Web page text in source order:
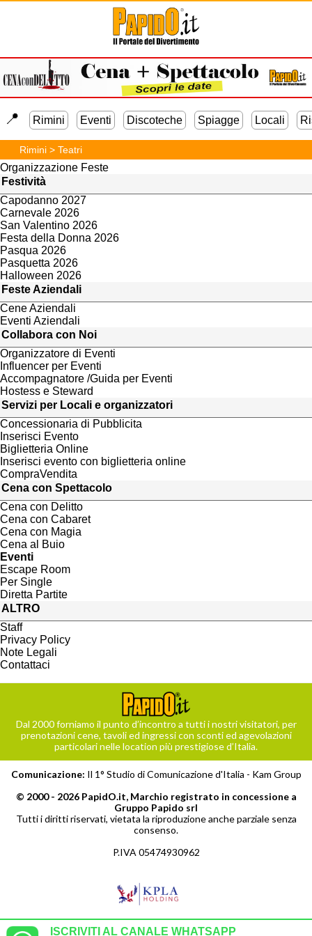
📍️ Rimini Eventi Discoteche Spiagge Locali
Rimini> Teatri
ISCRIVITI AL CANALE WHATSAPP
Feste e Servizi
Festa Diciottesimo
Feste di Compleanno
Feste Aziendali
Cene Aziendali
Addio al Nubilato
Addio al Celibato
Organizzazione Feste
Festività
Capodanno 2027
Carnevale 2026
San Valentino 2026
Festa della Donna 2026
Pasqua 2026
Pasquetta 2026
Halloween 2026
Feste Aziendali
Cene Aziendali
Eventi Aziendali
Collabora con Noi
Organizzatore di Eventi
Influencer per Eventi
Accompagnatore /Guida per Eventi
Hostess e Steward
Servizi per Locali e organizzatori
Concessionaria di Pubblicita
Inserisci Evento
Biglietteria Online
Inserisci evento con biglietteria online
CompraVendita
Cena con Spettacolo
Cena con Delitto
Cena con Cabaret
Cena con Magia
Cena al Buio
Eventi
Escape Room
Per Single
Diretta Partite
ALTRO
Staff
Privacy Policy
Note Legali
Contattaci
Dal 2000 forniamo il punto d’incontro a tutti i nostri visitatori, per
prenotazioni cene, tavoli ed ingressi con sconti ed agevolazioni
particolari nelle location più prestigiose d’Italia.
Comunicazione: Il 1° Studio di Comunicazione d'Italia - Kam Group
© 2000 - 2026 PapidO.it, Marchio registrato in concessione a
Gruppo Papido srl
Tutti i diritti riservati, vietata la riproduzione anche parziale senza
consenso.
P.IVA 05474930962